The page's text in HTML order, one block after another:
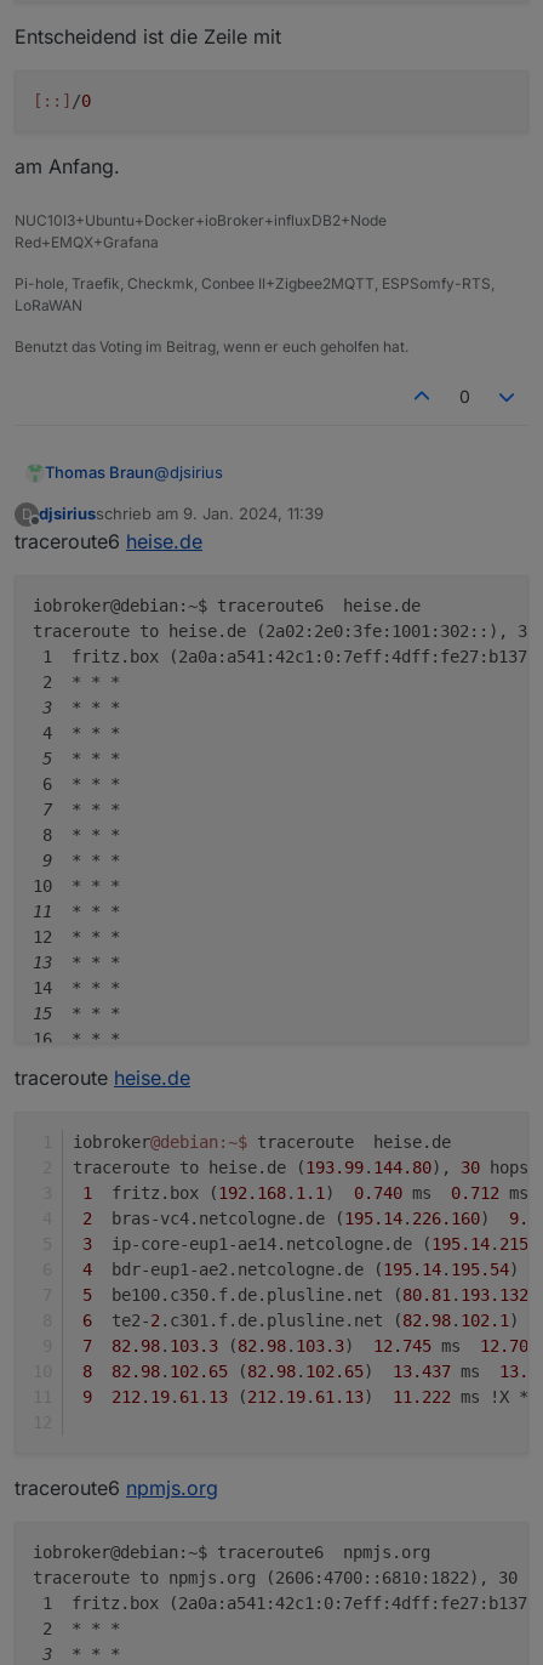
Name:   registry.npmjs.org
Name:   registry.npmjs.org
Name:   registry.npmjs.org
Address: 2606:4700::6810:1e22
Entscheidend ist die Zeile mit
[::] /0
am Anfang.
NUC10I3+Ubuntu+Docker+ioBroker+influxDB2+Node
Red+EMQX+Grafana
Pi-hole, Traefik, Checkmk, Conbee II+Zigbee2MQTT, ESPSomfy-RTS,
LoRaWAN
Benutzt das Voting im Beitrag, wenn er euch geholfen hat.
0
Thomas Braun@djsirius
Namensauflösung funktionert, das Routing
klemmt noch.
traceroute6  npmjs.org
sagt?
D djsiriusschrieb am 9. Jan. 2024, 11:39
zuletzt editiert von
traceroute6 heise.de
iobroker@debian:~$ traceroute6  heise.de
traceroute to heise.de (2a02:2e0:3fe:1001:302::), 30
1  fritz.box (2a0a:a541:42c1:0:7eff:4dff:fe27:b137)
2 * *
*
3  *
* *
4 * *
*
5  *
* *
6 * *
*
7  *
* *
8 * *
*
9  *
* *
10 * *
*
11  *
* *
12 * *
*
13  *
* *
14 * *
*
15  *
* *
16 * *
*
18 * *
*
* * *
21  * * *
* *
*
* *
* *
*
* *
* *
*
* *
* *
*
* *
* * *
traceroute heise.de
iobroker@debian :~$ traceroute  heise.de
traceroute to heise.de (193.99. 144.80), 30 hops
1
  fritz.box (
192.168. 1.1 ) 0.740 ms 0.712
2
  bras-vc4.netcologne.de (
195.14. 226.160)
3
  ip-core-eup1-ae14.netcologne.de (
195.14.
4
  bdr-eup1-ae2.netcologne.de (
195.14. 195.54)
5
  be100.c350.f.de.plusline.net (
80.81 . 193.132
6
  te2-
2 .c301.f.de.plusline.net (82.98. 102.1 )
7
82.98. 103.3 (82.98. 103.3) 12.745 ms 12.704
8
82.98. 102.65 (82.98. 102.65) 13.437 ms
9
212.19. 61.13 (212.19. 61.13) 11.222 ms !X *
traceroute6 npmjs.org
iobroker@debian:~$ traceroute6  npmjs.org
traceroute to npmjs.org (2606:4700::6810:1822), 30
1  fritz.box (2a0a:a541:42c1:0:7eff:4dff:fe27:b137)
2 * *
*
3  *
* *